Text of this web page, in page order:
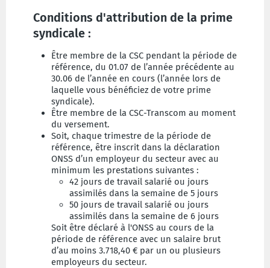
Conditions d'attribution de la prime
syndicale :
Être membre de la CSC pendant la période de
référence, du 01.07 de l’année précédente au
30.06 de l’année en cours (l’année lors de
laquelle vous bénéficiez de votre prime
syndicale).
Être membre de la CSC-Transcom au moment
du versement.
Soit, chaque trimestre de la période de
référence, être inscrit dans la déclaration
ONSS d’un employeur du secteur avec au
minimum les prestations suivantes :
42 jours de travail salarié ou jours
assimilés dans la semaine de 5 jours
50 jours de travail salarié ou jours
assimilés dans la semaine de 6 jours
Soit être déclaré à l'ONSS au cours de la
période de référence avec un salaire brut
d’au moins 3.718,40 € par un ou plusieurs
employeurs du secteur.